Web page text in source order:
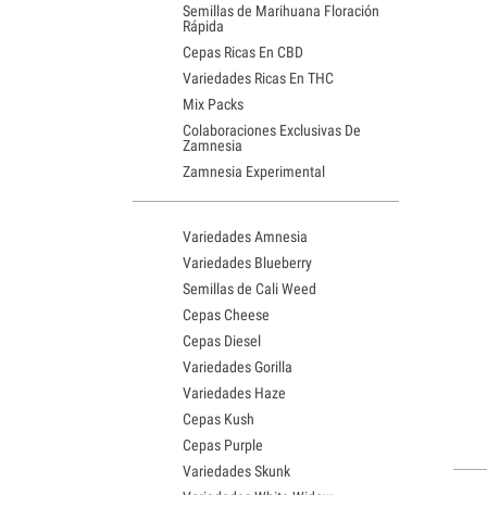
Semillas de Marihuana Floración
Rápida
Cepas Ricas En CBD
Variedades Ricas En THC
Mix Packs
Colaboraciones Exclusivas De
Zamnesia
Zamnesia Experimental
Variedades Amnesia
Variedades Blueberry
Semillas de Cali Weed
Cepas Cheese
Cepas Diesel
Variedades Gorilla
Variedades Haze
Cepas Kush
Cepas Purple
Variedades Skunk
Variedades White Widow